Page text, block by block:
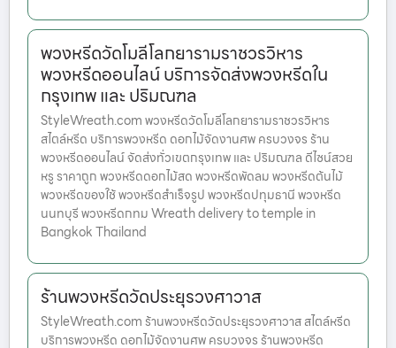
พวงหรีดวัดโมลีโลกยารามราชวรวิหาร
พวงหรีดออนไลน์ บริการจัดส่งพวงหรีดใน
กรุงเทพ และ ปริมณฑล
StyleWreath.com พวงหรีดวัดโมลีโลกยารามราชวรวิหาร
สไตล์หรีด บริการพวงหรีด ดอกไม้จัดงานศพ ครบวงจร ร้าน
พวงหรีดออนไลน์ จัดส่งทั่วเขตกรุงเทพ และ ปริมณฑล ดีไซน์สวย
หรู ราคาถูก พวงหรีดดอกไม้สด พวงหรีดพัดลม พวงหรีดต้นไม้
พวงหรีดของใช้ พวงหรีดสำเร็จรูป พวงหรีดปทุมธานี พวงหรีด
นนทบุรี พวงหรีดกทม Wreath delivery to temple in
Bangkok Thailand
ร้านพวงหรีดวัดประยุรวงศาวาส
StyleWreath.com ร้านพวงหรีดวัดประยุรวงศาวาส สไตล์หรีด
บริการพวงหรีด ดอกไม้จัดงานศพ ครบวงจร ร้านพวงหรีด